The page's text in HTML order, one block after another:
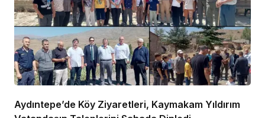
Aydıntepe’de Köy Ziyaretleri, Kaymakam Yıldırım